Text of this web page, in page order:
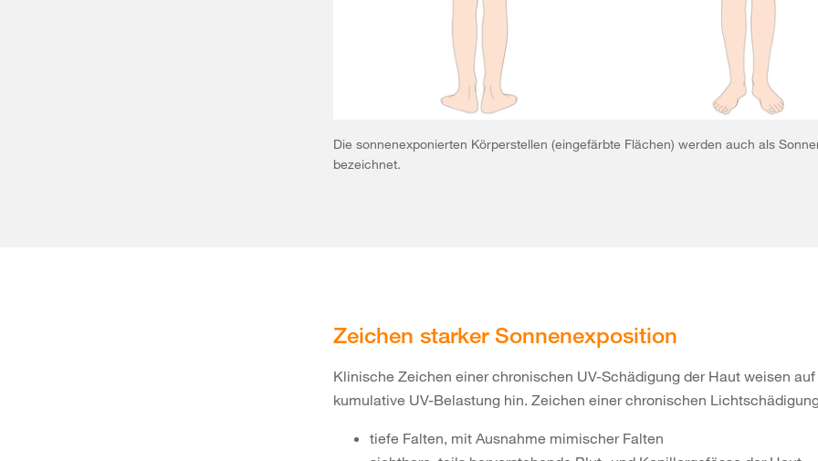
Die sonnenexponierten Körperstellen (eingefärbte Flächen) werden auch als
bezeichnet.
Zeichen starker Sonnenexposition
Klinische Zeichen einer chronischen UV-Schädigung der Haut weisen
kumulative UV-Belastung hin. Zeichen einer chronischen
tiefe Falten, mit Ausnahme mimischer Falten